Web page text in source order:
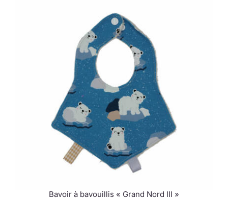
Bavoir à bavouillis « Grand Nord III »